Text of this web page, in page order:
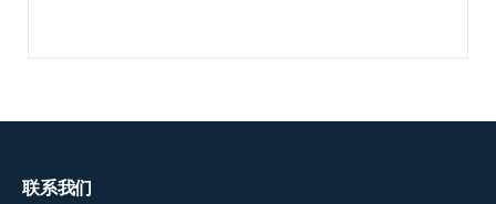
联系我们